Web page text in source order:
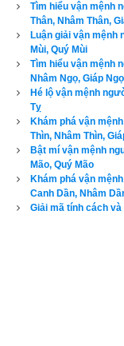
mạng vượng phu
4. Luận bàn về
ngủ) của tuổi
Tuổi Bính Tuất
Vận số Tự Miên
vận mệnh: là người
của, tự lập tự
hưởng vinh hoa,
thịnh vượng về tiền
Tìm hiểu vận mệnh
Thân, Nhâm Thân,
Luận giải vận mệnh
Mùi, Quý Mùi
Tìm hiểu vận mệnh
Nhâm Ngọ, Giáp Ngọ
Hé lộ vận mệnh
Tỵ
Khám phá vận
Thìn, Nhâm Thìn,
Bật mí vận mệnh
Mão, Quý Mão
Khám phá vận
Canh Dần, Nhâm
Giải mã tính cách